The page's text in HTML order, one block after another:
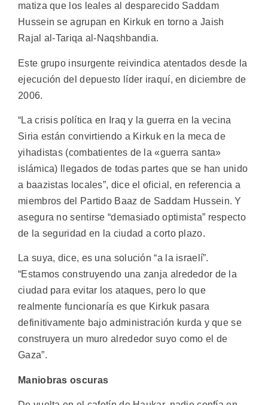
matiza que los leales al desparecido Saddam
Hussein se agrupan en Kirkuk en torno a Jaish
Rajal al-Tariqa al-Naqshbandia.
Este grupo insurgente reivindica atentados desde la
ejecución del depuesto líder iraquí, en diciembre de
2006.
“La crisis política en Iraq y la guerra en la vecina
Siria están convirtiendo a Kirkuk en la meca de
yihadistas (combatientes de la «guerra santa»
islámica) llegados de todas partes que se han unido
a baazistas locales”, dice el oficial, en referencia a
miembros del Partido Baaz de Saddam Hussein. Y
asegura no sentirse “demasiado optimista” respecto
de la seguridad en la ciudad a corto plazo.
La suya, dice, es una solución “a la israelí”.
“Estamos construyendo una zanja alrededor de la
ciudad para evitar los ataques, pero lo que
realmente funcionaría es que Kirkuk pasara
definitivamente bajo administración kurda y que se
construyera un muro alrededor suyo como el de
Gaza”.
Maniobras oscuras